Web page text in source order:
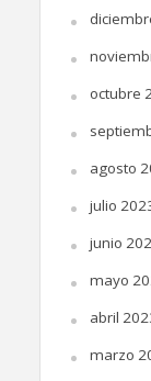
octubre
agosto
julio
junio
mayo
abril
marzo